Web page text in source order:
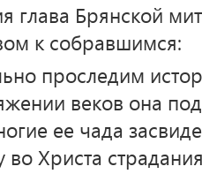
глава Брянской
к собравшимся:
проследим
веков она
ее чада
во Христа